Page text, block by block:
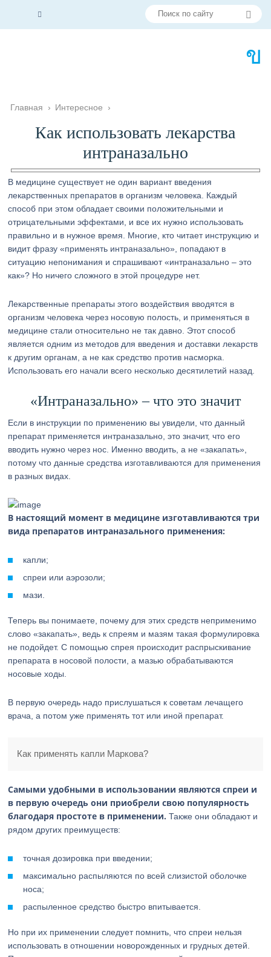
Главная › Интересное ›
Как использовать лекарства
интраназально
В медицине существует не один вариант введения
лекарственных препаратов в организм человека. Каждый
способ при этом обладает своими положительными и
отрицательными эффектами, и все их нужно использовать
правильно и в нужное время. Многие, кто читает инструкцию и
видит фразу «применять интраназально», попадают в
ситуацию непонимания и спрашивают «интраназально – это
как»? Но ничего сложного в этой процедуре нет.
Лекарственные препараты этого воздействия вводятся в
организм человека через носовую полость, и применяться в
медицине стали относительно не так давно. Этот способ
является одним из методов для введения и доставки лекарств
к другим органам, а не как средство против насморка.
Использовать его начали всего несколько десятилетий назад.
«Интраназально» – что это значит
Если в инструкции по применению вы увидели, что данный
препарат применяется интраназально, это значит, что его
вводить нужно через нос. Именно вводить, а не «закапать»,
потому что данные средства изготавливаются для применения
в разных видах.
В настоящий момент в медицине изготавливаются три
вида препаратов интраназального применения:
капли;
спреи или аэрозоли;
мази.
Теперь вы понимаете, почему для этих средств неприменимо
слово «закапать», ведь к спреям и мазям такая формулировка
не подойдет. С помощью спрея происходит распрыскивание
препарата в носовой полости, а мазью обрабатываются
носовые ходы.
В первую очередь надо прислушаться к советам лечащего
врача, а потом уже применять тот или иной препарат.
Как применять капли Маркова?
Самыми удобными в использовании являются спреи и
в первую очередь они приобрели свою популярность
благодаря простоте в применении. Также они обладают и
рядом других преимуществ:
точная дозировка при введении;
максимально распыляются по всей слизистой оболочке
носа;
распыленное средство быстро впитывается.
Но при их применении следует помнить, что спреи нельзя
использовать в отношении новорожденных и грудных детей.